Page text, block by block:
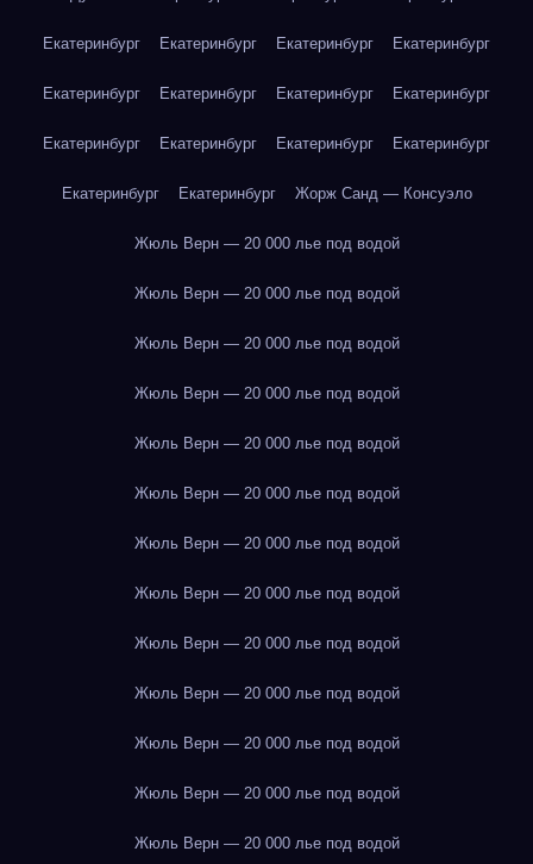
Екатеринбург Екатеринбург Екатеринбург Екатеринбург
Екатеринбург Екатеринбург Екатеринбург Екатеринбург
Екатеринбург Екатеринбург Екатеринбург Екатеринбург
Екатеринбург Екатеринбург Жорж Санд — Консуэло
Жюль Верн — 20 000 лье под водой
Жюль Верн — 20 000 лье под водой
Жюль Верн — 20 000 лье под водой
Жюль Верн — 20 000 лье под водой
Жюль Верн — 20 000 лье под водой
Жюль Верн — 20 000 лье под водой
Жюль Верн — 20 000 лье под водой
Жюль Верн — 20 000 лье под водой
Жюль Верн — 20 000 лье под водой
Жюль Верн — 20 000 лье под водой
Жюль Верн — 20 000 лье под водой
Жюль Верн — 20 000 лье под водой
Жюль Верн — 20 000 лье под водой